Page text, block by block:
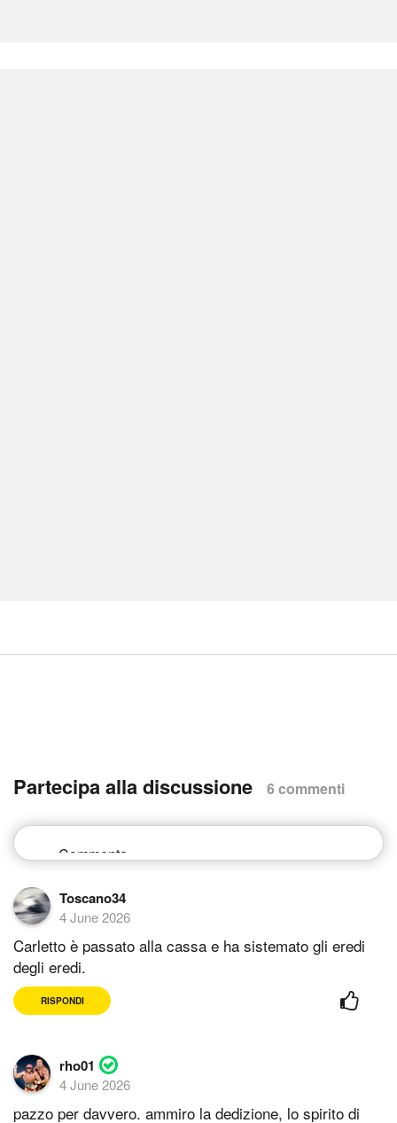
Partecipa alla discussione 6 commenti
Toscano34
4 June 2026
Carletto è passato alla cassa e ha sistemato gli eredi
degli eredi.
RISPONDI
rho01
4 June 2026
pazzo per davvero. ammiro la dedizione, lo spirito di